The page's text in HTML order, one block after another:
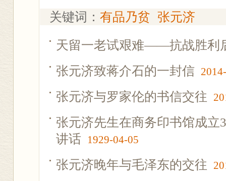
关键词： 有品乃贫 张元济
天留一老试艰难——抗战胜利
张元济致蒋介石的一封信
张元济与罗家伦的书信交往
张元济先生在商务印书馆成立
讲话
1929-04-05
张元济晚年与毛泽东的交往